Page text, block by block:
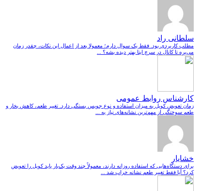
سلطانی راد
مطلب کاربردی بود. فقط یک سوال دارم؛ معمولا بعد از اعمال این نکات، چقدر زمان
می‌بره تا کانال در سرچ ایتا بهتر دیده بشه؟ ...
کارشناس روابط عمومی
زمان تعویض کویل به میزان استفاده و نوع جویس بستگی دارد. تغییر طعم، کاهش بخار و
طعم سوختگی از مهم‌ترین نشانه‌های نیاز به ...
خشایار
برای دستگاه‌هایی که استفاده روزانه دارند، معمولاً چند وقت یک‌بار باید کویل را تعویض
کرد؟ آیا فقط تغییر طعم نشانه خراب شد ...